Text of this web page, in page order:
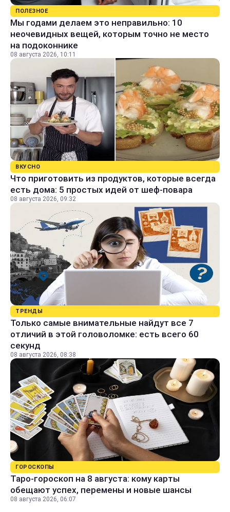
ПОЛЕЗНОЕ
Мы годами делаем это неправильно: 10
неочевидных вещей, которым точно не место
на подоконнике
08 августа 2026, 10:11
ВКУСНО
Что приготовить из продуктов, которые всегда
есть дома: 5 простых идей от шеф-повара
08 августа 2026, 09:32
ТРЕНДЫ
Только самые внимательные найдут все 7
отличий в этой головоломке: есть всего 60
секунд
08 августа 2026, 08:38
ГОРОСКОПЫ
Таро-гороскоп на 8 августа: кому карты
обещают успех, перемены и новые шансы
08 августа 2026, 06:07